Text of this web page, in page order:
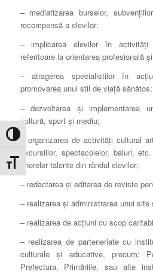
Toggle High Contrast
Toggle Font size
– mediatizarea burselor,
recompensă a elevilor;
– implicarea elevilor în activităţi
referitoare la orientarea profesională
– atragerea specialiştilor în
promovarea unui stil de viaţă sănătos;
– dezvoltarea şi implementarea
cultură, sport şi mediu;
– organizarea de activităţi cultural
excursiilor, spectacolelor, baluri,
tinerelor talente din rândul elevilor;
– redactarea şi editarea de reviste
– realizarea şi administrarea unui site
– realizarea de acţiuni cu scop
– realizarea de parteneriate cu
culturale şi educative, precum:
Prefectura, Primăriile, sau alte